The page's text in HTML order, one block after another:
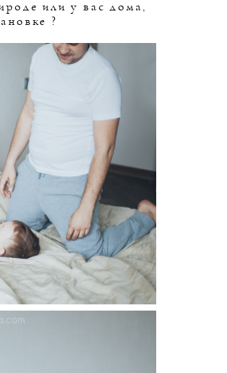
или у вас дома,
?